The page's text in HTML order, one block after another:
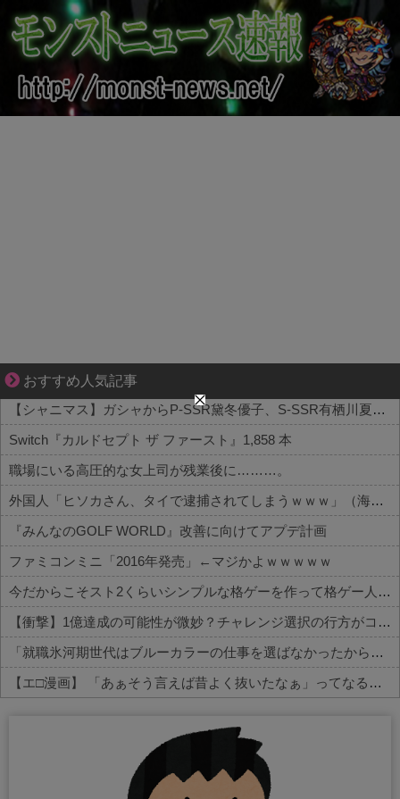
おすすめ人気記事
分かり合えているはずの夫が、一番遠い
【シャニマス】ガシャからP-SSR黛冬優子、S-SSR有栖川夏葉が登場！イベントS-SR福丸小糸！
Switch『カルドセプト ザ ファースト』1,858 本
職場にいる高圧的な女上司が残業後に………。
外国人「ヒソカさん、タイで逮捕されてしまうｗｗｗ」（海外の反応）
『みんなのGOLF WORLD』改善に向けてアプデ計画
ファミコンミニ「2016年発売」←マジかよｗｗｗｗｗ
今だからこそスト2くらいシンプルな格ゲーを作って格ゲー人口を増やした方がいいと思う
【衝撃】1億達成の可能性が微妙？チャレンジ選択の行方がコチラ
「就職氷河期世代はブルーカラーの仕事を選ばなかったから苦しかったんでしょ？」→「何言ってんだコイツ」の声、殺到
【エ□漫画】 「あぁそう言えば昔よく抜いたなぁ」ってなるエ□漫画家さんｗｗｗ